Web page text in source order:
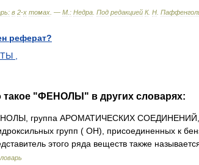
в 2-х томах . — М : Недра Под редакцией К. Н
реферат?
,
такое "ФЕНОЛЫ" в других словарях:
группа АРОМАТИЧЕСКИХ СОЕДИНЕНИЙ, в
групп ( ОН), присоединенных к
этого ряда веществ также